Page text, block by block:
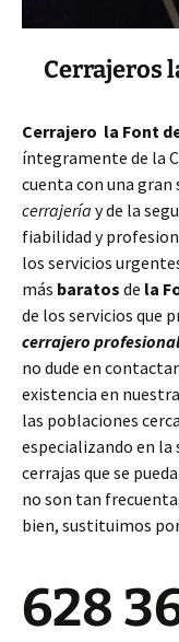
Cerrajeros
Cerrajero la Font
íntegramente de la
cuenta con una gran
cerrajería y de la
fiabilidad y
los servicios
más baratos de la
de los servicios que
cerrajero
no dude en
existencia en
las poblaciones
especializando en
cerrajas que se
no son tan
bien, sustituimos
628